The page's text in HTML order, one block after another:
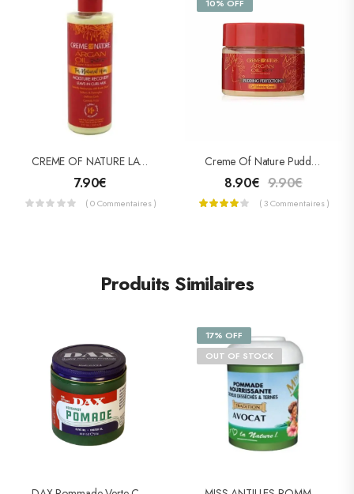
CREME OF NATURE LAIT POUR BOUCLES NOURRISSANT ARGAN (ARGAN CURL MILK)
7.90€
( 0 Commentaires )
10% OFF
Creme Of Nature Pudding Perfection Curl Enhancing Creme
8.90€ 9.90€
( 3 Commentaires )
Produits Similaires
17% OFF
OUT OF STOCK